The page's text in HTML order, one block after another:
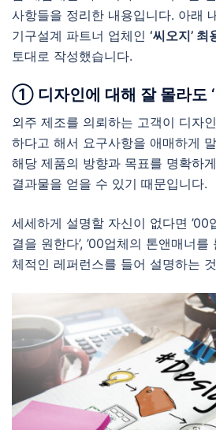
사항들을 정리한 내용입니다. 아래
기구설계 파트너 업체인 ‘씨오지’
토대로 작성했습니다.
① 디자인에 대해 잘 몰라도 ‘
외주 제조를 의뢰하는 고객이 디자
하다고 해서 요구사항을 애매하게
해당 제품의 방향과 목표를 명확하
결과물을 얻을 수 있기 때문입니다.
세세하게 설명할 자신이 없다면 ’00
결을 원한다’, ’00업체의 톤앤매너
체적인 레퍼런스를 들어 설명하는